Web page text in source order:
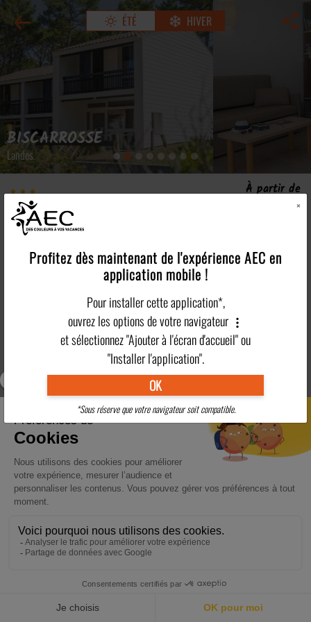
ÉTÉ HIVER
BISCARROSSE
Landes
La Jaougue Soule
À partir de
/pers
Village vacances
Les points forts
vacances Hébergement Restauration
Clubs Enfants Tarifs Pratique Région
En savoir plus
RÉSERVER
DESTINATIONS POINTS FORTS
×
Profitez dès maintenant de l'expérience AEC en
application mobile !
Pour installer cette application*,
ouvrez les options de votre navigateur
et sélectionnez "Ajouter à l'écran d'accueil" ou
"Installer l'application".
OK
*Sous réserve que votre navigateur soit compatible.